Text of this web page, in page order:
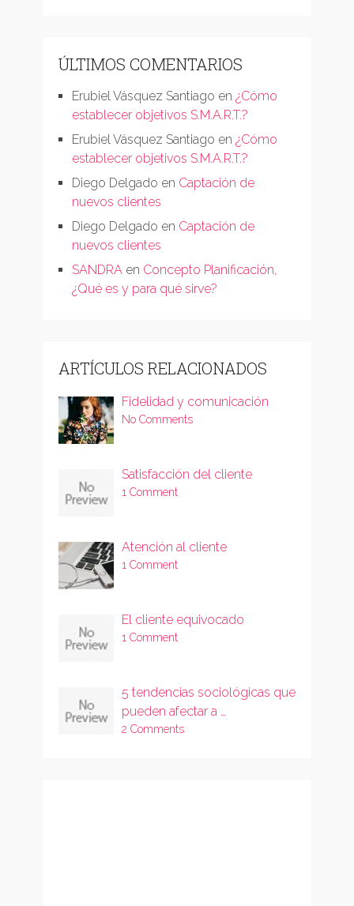
ÚLTIMOS COMENTARIOS
Erubiel Vásquez Santiago en ¿Cómo
establecer objetivos S.M.A.R.T.?
Erubiel Vásquez Santiago en ¿Cómo
establecer objetivos S.M.A.R.T.?
Diego Delgado en Captación de
nuevos clientes
Diego Delgado en Captación de
nuevos clientes
SANDRAen Concepto Planificación,
¿Qué es y para qué sirve?
ARTÍCULOS RELACIONADOS
Fidelidad y comunicación
No Comments
Satisfacción del cliente
1 Comment
Atención al cliente
1 Comment
El cliente equivocado
1 Comment
5 tendencias sociológicas que
pueden afectar a …
2 Comments